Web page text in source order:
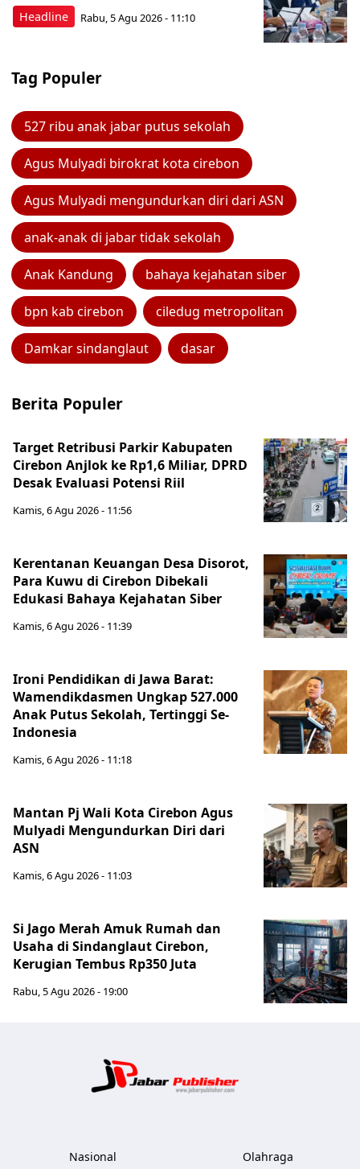
Headline Rabu, 5 Agu 2026 - 11:10
Tag Populer
527 ribu anak jabar putus sekolah
Agus Mulyadi birokrat kota cirebon
Agus Mulyadi mengundurkan diri dari ASN
anak-anak di jabar tidak sekolah
Anak Kandung bahaya kejahatan siber
bpn kab cirebon ciledug metropolitan
Damkar sindanglaut dasar
Berita Populer
Target Retribusi Parkir Kabupaten
Cirebon Anjlok ke Rp1,6 Miliar, DPRD
Desak Evaluasi Potensi Riil
Kamis, 6 Agu 2026 - 11:56
Kerentanan Keuangan Desa Disorot,
Para Kuwu di Cirebon Dibekali
Edukasi Bahaya Kejahatan Siber
Kamis, 6 Agu 2026 - 11:39
Ironi Pendidikan di Jawa Barat:
Wamendikdasmen Ungkap 527.000
Anak Putus Sekolah, Tertinggi Se-
Indonesia
Kamis, 6 Agu 2026 - 11:18
Mantan Pj Wali Kota Cirebon Agus
Mulyadi Mengundurkan Diri dari
ASN
Kamis, 6 Agu 2026 - 11:03
Si Jago Merah Amuk Rumah dan
Usaha di Sindanglaut Cirebon,
Kerugian Tembus Rp350 Juta
Rabu, 5 Agu 2026 - 19:00
Nasional Olahraga